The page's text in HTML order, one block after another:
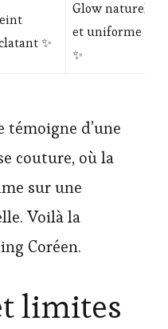
✨
Glow naturel
et uniforme
✨
témoigne d’une
couture, où la
sur une
Voilà la
Coréen.
limites